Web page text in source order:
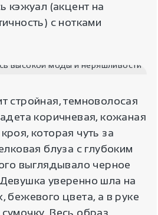
кэжуал (акцент на
с нотками
стройная, темноволосая
коричневая, кожаная
которая чуть за
блуза с глубоким
выглядывало черное
уверенно шла на
бежевого цвета, а в руке